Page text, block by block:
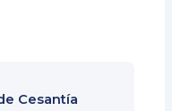
Cesantía